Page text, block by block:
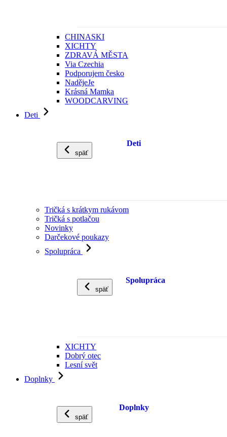
CHINASKI
XICHTY
ZDRAVÁ MĚSTA
Via Czechia
Podporujem česko
NadějeJe
Krásná Mamka
WOODCARVING
Deti
späť
Deti
Tričká s krátkym rukávom
Tričká s potlačou
Novinky
Darčekové poukazy
Spolupráca
späť
Spolupráca
XICHTY
Dobrý otec
Lesní svět
Doplnky
späť
Doplnky